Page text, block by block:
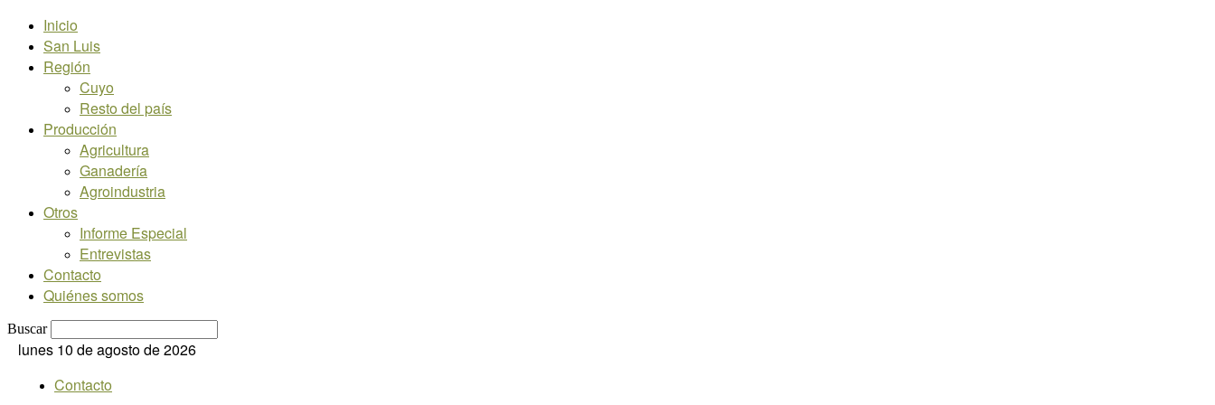
Inicio
San Luis
Región
Cuyo
Resto del país
Producción
Agricultura
Ganadería
Agroindustria
Otros
Informe Especial
Entrevistas
Contacto
Quiénes somos
Buscar
lunes 10 de agosto de 2026
Contacto